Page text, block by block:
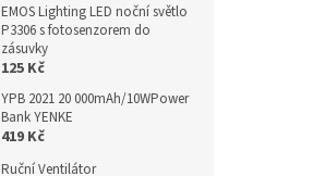
EMOS Lighting LED noční světlo
P3306 s fotosenzorem do
zásuvky
125 Kč
YPB 2021 20 000mAh/10WPower
Bank YENKE
419 Kč
Ruční Ventilátor